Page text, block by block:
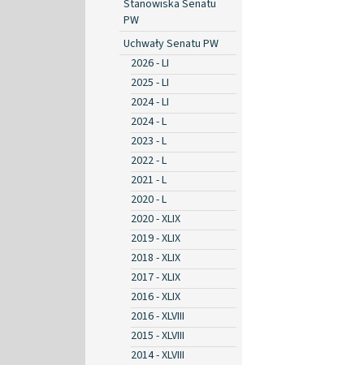
Stanowiska Senatu
PW
Uchwały Senatu PW
2026 - LI
2025 - LI
2024 - LI
2024 - L
2023 - L
2022 - L
2021 - L
2020 - L
2020 - XLIX
2019 - XLIX
2018 - XLIX
2017 - XLIX
2016 - XLIX
2016 - XLVIII
2015 - XLVIII
2014 - XLVIII